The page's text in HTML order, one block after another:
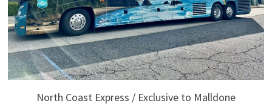
North Coast Express / Exclusive to Malldone